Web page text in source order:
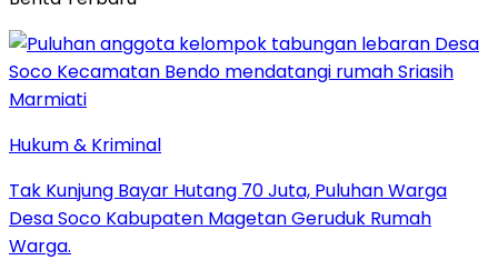
Hukum & Kriminal
Tak Kunjung Bayar Hutang 70 Juta, Puluhan Warga
Desa Soco Kabupaten Magetan Geruduk Rumah
Warga.